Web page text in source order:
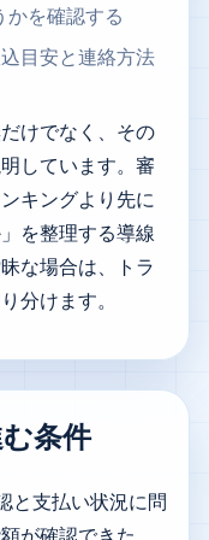
かを確認する
目安と連絡方法
けでなく、その
しています。審
キングより先に
を整理する導線
な場合は、
トラ
分けます。
条件
と支払い状況に問